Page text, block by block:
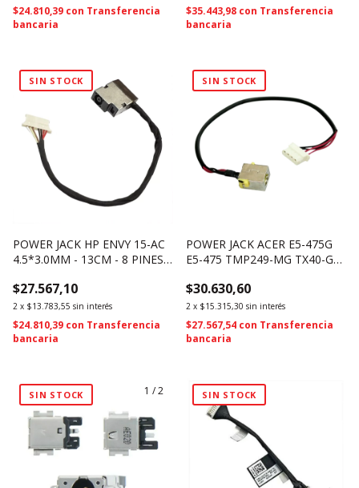
$24.810,39 con Transferencia
bancaria
$35.443,98 con Transferencia
bancaria
SIN STOCK
POWER JACK HP ENVY 15-AC
4.5*3.0MM - 13CM - 8 PINES
$27.567,10
2 x $13.783,55 sin interés
$24.810,39 con Transferencia
bancaria
SIN STOCK
POWER JACK ACER E5-475G
E5-475 TMP249-MG TX40-G2
$30.630,60
2 x $15.315,30 sin interés
$27.567,54 con Transferencia
bancaria
1 /2
SIN STOCK SIN STOCK